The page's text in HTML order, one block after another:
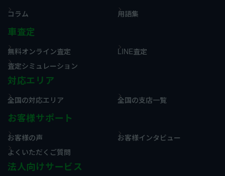
コラム 用語集
車査定
無料オンライン査定
LINE査定
査定シミュレーション
対応エリア
全国の対応エリア 全国の支店一覧
お客様サポート
お客様の声
お客様インタビュー
よくいただくご質問
法人向けサービス